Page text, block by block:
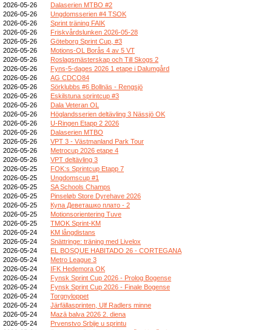
2026-05-26
Dalaserien MTBO #2
2026-05-26
Ungdomsserien #4 TSOK
2026-05-26
Sprint träning FAIK
2026-05-26
Friskvårdslunken 2026-05-28
2026-05-26
Göteborg Sprint Cup, #3
2026-05-26
Motions-OL Borås 4 av 5 VT
2026-05-26
Roslagsmästerskap och Till Skogs 2
2026-05-26
Fyns-5-dages 2026 1 etape i Dalumgård
2026-05-26
AG CDCO84
2026-05-26
Sörklubbs #6 Bollnäs - Rengsjö
2026-05-26
Eskilstuna sprintcup #3
2026-05-26
Dala Veteran OL
2026-05-26
Höglandsserien deltävling 3 Nässjö OK
2026-05-26
U-Ringen Etapp 2 2026
2026-05-26
Dalaserien MTBO
2026-05-26
VPT 3 - Västmanland Park Tour
2026-05-26
Metrocup 2026 etape 4
2026-05-26
VPT deltävling 3
2026-05-25
FOK:s Sprintcup Etapp 7
2026-05-25
Ungdomscup #1
2026-05-25
SA Schools Champs
2026-05-25
Pinseløb Store Dyrehave 2026
2026-05-25
Купа Деветашко плато - 2
2026-05-25
Motionsorientering Tuve
2026-05-25
TMOK Sprint-KM
2026-05-24
KM långdistans
2026-05-24
Snättringe: träning med Livelox
2026-05-24
EL BOSQUE HABITADO 26 - CORTEGANA
2026-05-24
Metro League 3
2026-05-24
IFK Hedemora OK
2026-05-24
Fynsk Sprint Cup 2026 - Prolog Bogense
2026-05-24
Fynsk Sprint Cup 2026 - Finale Bogense
2026-05-24
Torgnyloppet
2026-05-24
Järfällasprinten, Ulf Radlers minne
2026-05-24
Mazā balva 2026 2. diena
2026-05-24
Prvenstvo Srbije u sprintu